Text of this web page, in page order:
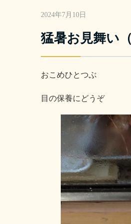
猛暑お見舞い
2024年7月10日
おこめひとつぶ
目の保養にどうぞ